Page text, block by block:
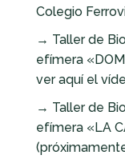
Colegio
→ Taller de
efímera
ver aquí el
→ Taller de
efímera «LA